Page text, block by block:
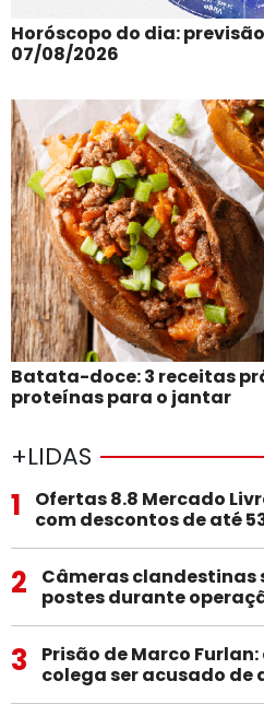
Horóscopo do dia:
07/08/2026
Batata-doce: 3 receitas
proteínas para o jantar
+LIDAS
1
Ofertas 8.8 Mercado
com descontos de até
2
Câmeras clandestinas
postes durante
3
Prisão de Marco
colega ser acusado de